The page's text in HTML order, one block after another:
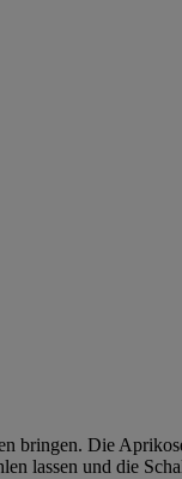
bringen. Die
lassen und die